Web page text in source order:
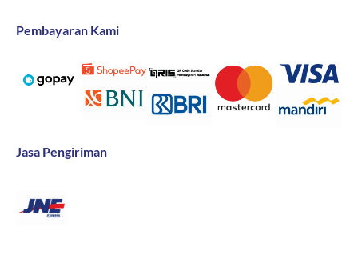
Pembayaran Kami
Jasa Pengiriman